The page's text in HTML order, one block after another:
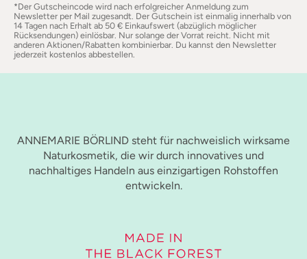
*Der Gutscheincode wird nach erfolgreicher Anmeldung zum
Newsletter per Mail zugesandt. Der Gutschein ist einmalig innerhalb von
14 Tagen nach Erhalt ab 50 € Einkaufswert (abzüglich möglicher
Rücksendungen) einlösbar. Nur solange der Vorrat reicht. Nicht mit
anderen Aktionen/Rabatten kombinierbar. Du kannst den Newsletter
jederzeit kostenlos abbestellen.
ANNEMARIE BÖRLIND steht für nachweislich wirksame
Naturkosmetik, die wir durch innovatives und
nachhaltiges Handeln aus einzigartigen Rohstoffen
entwickeln.